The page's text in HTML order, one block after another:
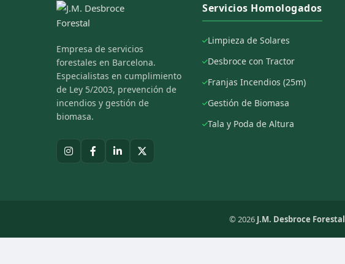
Empresa de servicios
forestales en Barcelona.
Especialistas en cumplimiento
de Ley 5/2003, prevención de
incendios y gestión de
biomasa.
Servicios Homologados
Limpieza de Solares
Desbroce con Tractor
Franjas Incendios (25m)
Gestión de Biomasa
Tala y Poda de Altura
© 2026 J.M. Desbroce Forestal